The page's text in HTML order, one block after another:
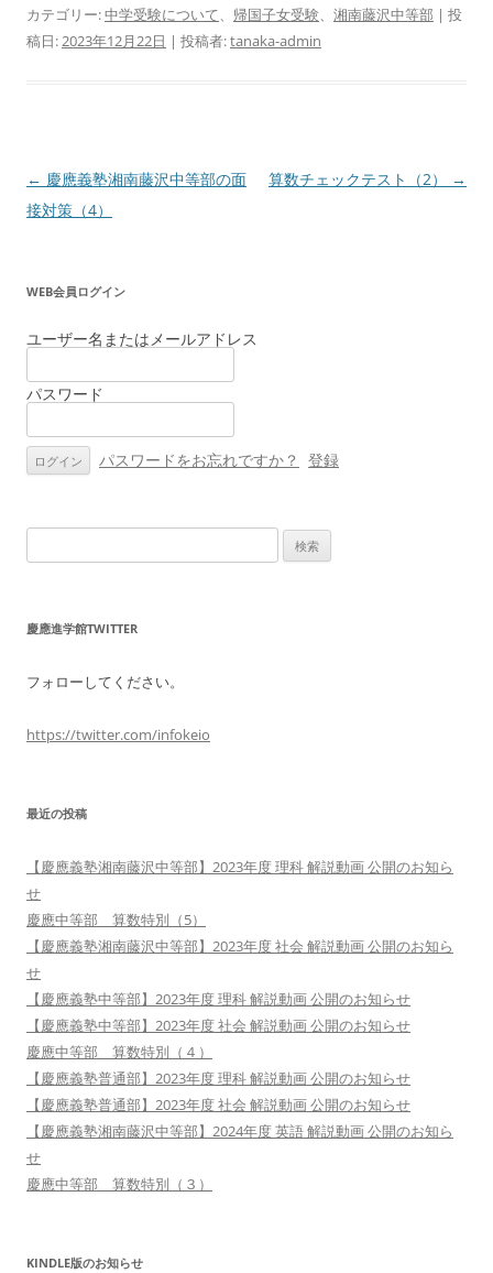
カテゴリー:中学受験について、 帰国子女受験、 湘南藤沢中等部 | 投
稿日:2023年12月22日 | 投稿者:tanaka-admin
投
稿
ゲ
ー
ョ
← 慶應義塾湘南藤沢中等部の面
接対策（4）
算数チェックテスト（2） →
WEB会員ログイン
ユーザー名またはメールアドレス
パスワード
パスワードをお忘れですか？ 登録
索:
慶應進学館TWITTER
フォローしてください。
https://twitter.com/infokeio
最近の投稿
【慶應義塾湘南藤沢中等部】2023年度 理科 解説動画 公開のお知ら
せ
慶應中等部 算数特別（5）
【慶應義塾湘南藤沢中等部】2023年度 社会 解説動画 公開のお知ら
せ
【慶應義塾中等部】2023年度 理科 解説動画 公開のお知らせ
【慶應義塾中等部】2023年度 社会 解説動画 公開のお知らせ
慶應中等部 算数特別（４）
【慶應義塾普通部】2023年度 理科 解説動画 公開のお知らせ
【慶應義塾普通部】2023年度 社会 解説動画 公開のお知らせ
【慶應義塾湘南藤沢中等部】2024年度 英語 解説動画 公開のお知ら
せ
慶應中等部 算数特別（３）
KINDLE版のお知らせ